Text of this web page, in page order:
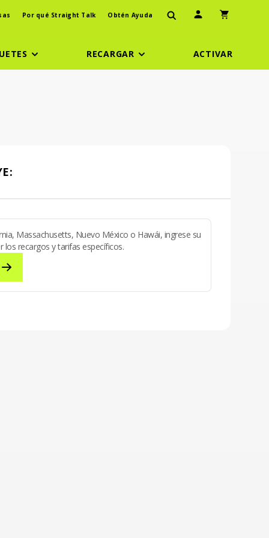
Por qué Straight Talk Obtén Ayuda Ícono de usuario
RECARGAR ACTIVAR
Massachusetts, Nuevo México o Hawái, ingrese su
los recargos y tarifas específicos.